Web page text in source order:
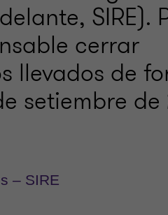
SIRE).
cerrar
llevados de
setiembre de
– SIRE